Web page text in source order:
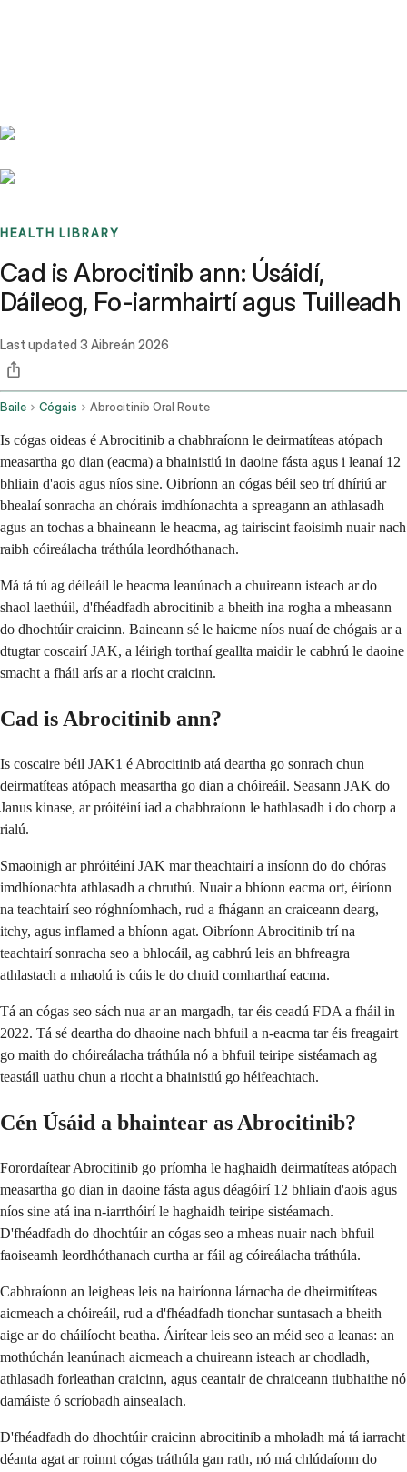
HEALTH LIBRARY
Cad is Abrocitinib ann: Úsáidí,
Dáileog, Fo-iarmhairtí agus Tuilleadh
Last updated 3 Aibreán 2026
Baile Cógais Abrocitinib Oral Route
Is cógas oideas é Abrocitinib a chabhraíonn le deirmatíteas atópach
measartha go dian (eacma) a bhainistiú in daoine fásta agus i leanaí 12
bhliain d'aois agus níos sine. Oibríonn an cógas béil seo trí dhíriú ar
bhealaí sonracha an chórais imdhíonachta a spreagann an athlasadh
agus an tochas a bhaineann le heacma, ag tairiscint faoisimh nuair nach
raibh cóireálacha tráthúla leordhóthanach.
Má tá tú ag déileáil le heacma leanúnach a chuireann isteach ar do
shaol laethúil, d'fhéadfadh abrocitinib a bheith ina rogha a mheasann
do dhochtúir craicinn. Baineann sé le haicme níos nuaí de chógais ar a
dtugtar coscairí JAK, a léirigh torthaí geallta maidir le cabhrú le daoine
smacht a fháil arís ar a riocht craicinn.
Cad is Abrocitinib ann?
Is coscaire béil JAK1 é Abrocitinib atá deartha go sonrach chun
deirmatíteas atópach measartha go dian a chóireáil. Seasann JAK do
Janus kinase, ar próitéiní iad a chabhraíonn le hathlasadh i do chorp a
rialú.
Smaoinigh ar phróitéiní JAK mar theachtairí a insíonn do do chóras
imdhíonachta athlasadh a chruthú. Nuair a bhíonn eacma ort, éiríonn
na teachtairí seo róghníomhach, rud a fhágann an craiceann dearg,
itchy, agus inflamed a bhíonn agat. Oibríonn Abrocitinib trí na
teachtairí sonracha seo a bhlocáil, ag cabhrú leis an bhfreagra
athlastach a mhaolú is cúis le do chuid comharthaí eacma.
Tá an cógas seo sách nua ar an margadh, tar éis ceadú FDA a fháil in
2022. Tá sé deartha do dhaoine nach bhfuil a n-eacma tar éis freagairt
go maith do chóireálacha tráthúla nó a bhfuil teiripe sistéamach ag
teastáil uathu chun a riocht a bhainistiú go héifeachtach.
Cén Úsáid a bhaintear as Abrocitinib?
Forordaítear Abrocitinib go príomha le haghaidh deirmatíteas atópach
measartha go dian in daoine fásta agus déagóirí 12 bhliain d'aois agus
níos sine atá ina n-iarrthóirí le haghaidh teiripe sistéamach.
D'fhéadfadh do dhochtúir an cógas seo a mheas nuair nach bhfuil
faoiseamh leordhóthanach curtha ar fáil ag cóireálacha tráthúla.
Cabhraíonn an leigheas leis na hairíonna lárnacha de dheirmitíteas
aicmeach a chóireáil, rud a d'fhéadfadh tionchar suntasach a bheith
aige ar do cháilíocht beatha. Áirítear leis seo an méid seo a leanas: an
mothúchán leanúnach aicmeach a chuireann isteach ar chodladh,
athlasadh forleathan craicinn, agus ceantair de chraiceann tiubhaithe nó
damáiste ó scríobadh ainsealach.
D'fhéadfadh do dhochtúir craicinn abrocitinib a mholadh má tá iarracht
déanta agat ar roinnt cógas tráthúla gan rath, nó má chlúdaíonn do